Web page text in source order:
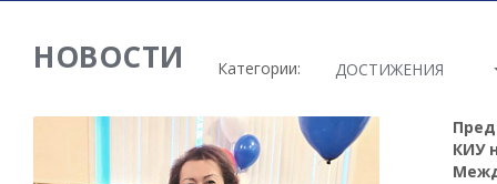
НОВОСТИ Категории: ДОСТИЖЕНИЯ
КИУ